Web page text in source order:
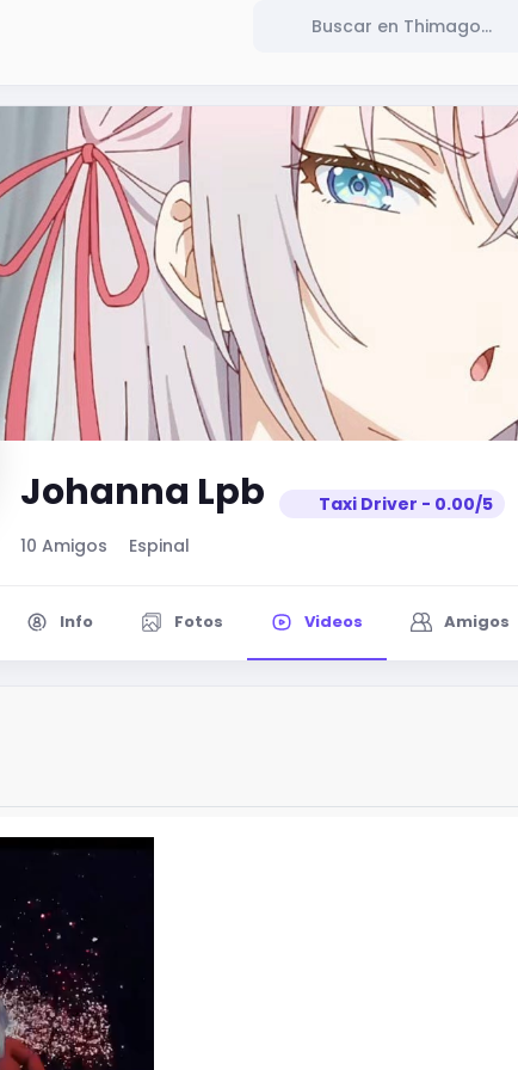
Johanna Lpb Taxi Driver - 0.00/5
10 Amigos
Espinal
Info Fotos Videos Amigos